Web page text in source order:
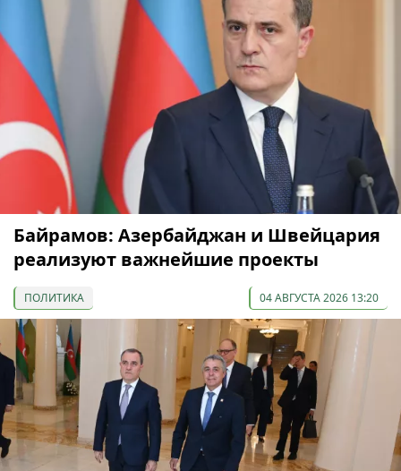
Байрамов: Азербайджан и Швейцария
реализуют важнейшие проекты
ПОЛИТИКА 04 АВГУСТА 2026 13:20